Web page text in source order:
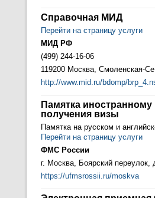
Справочная МИД
Перейти на страницу услуги
МИД РФ
(499) 244-16-06
119200 Москва, Смоленская-
http://www.mid.ru/bdomp/
Памятка
получения визы
Памятка на русском и
Перейти на страницу услуги
ФМС России
г. Москва, Боярский переулок,
https://ufmsrossii.ru/moskva